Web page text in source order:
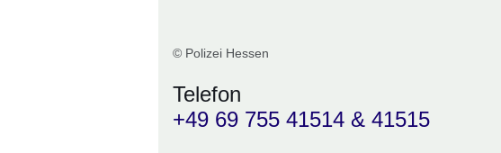
© Polizei Hessen
Telefon
+49 69 755 41514 & 41515